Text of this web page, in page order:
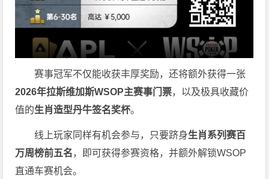
赛事冠军不仅能收获丰厚奖励，还将额外获得一张
2026年拉斯维加斯WSOP主赛事门票，以及极具收藏价
值的生肖造型丹牛签名奖杯。
线上玩家同样有机会参与，只要跻身生肖系列赛百
万周榜前五名，即可获得参赛资格，并额外解锁WSOP
直通车赛机会。